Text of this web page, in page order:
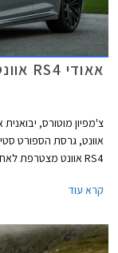
אאודי RS4 אוונט מושקת בישראל
המכונית החדשה משום
קרא עוד